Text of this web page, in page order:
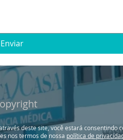
Enviar
deste site, você estará consentindo
nos termos de nossa política de